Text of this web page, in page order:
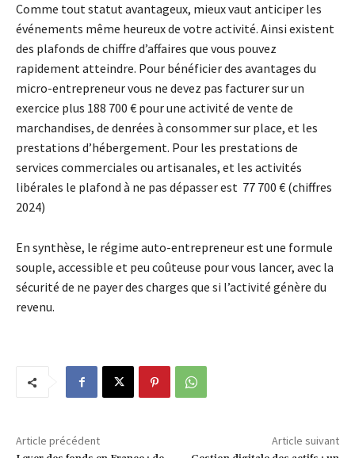
Comme tout statut avantageux, mieux vaut anticiper les
événements même heureux de votre activité. Ainsi existent
des plafonds de chiffre d’affaires que vous pouvez
rapidement atteindre. Pour bénéficier des avantages du
micro-entrepreneur vous ne devez pas facturer sur un
exercice plus 188 700 € pour une activité de vente de
marchandises, de denrées à consommer sur place, et les
prestations d’hébergement. Pour les prestations de
services commerciales ou artisanales, et les activités
libérales le plafond à ne pas dépasser est 77 700 € (chiffres
2024)
En synthèse, le régime auto-entrepreneur est une formule
souple, accessible et peu coûteuse pour vous lancer, avec la
sécurité de ne payer des charges que si l’activité génère du
revenu.
Article précédent Article suivant